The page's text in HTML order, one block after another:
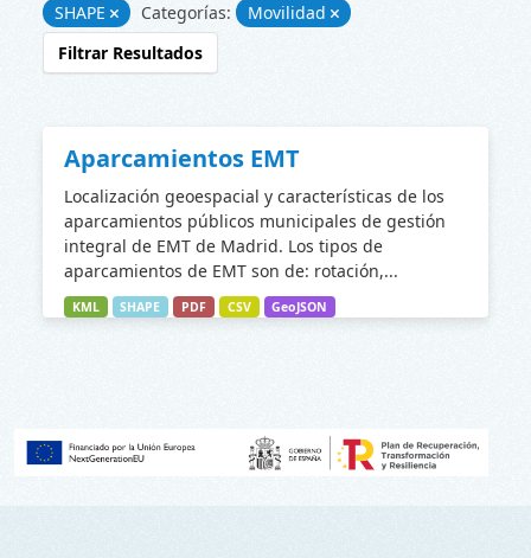
SHAPE
Categorías:
Movilidad
Filtrar Resultados
Aparcamientos EMT
Localización geoespacial y características de los
aparcamientos públicos municipales de gestión
integral de EMT de Madrid. Los tipos de
aparcamientos de EMT son de: rotación,...
KML SHAPE PDF CSV GeoJSON